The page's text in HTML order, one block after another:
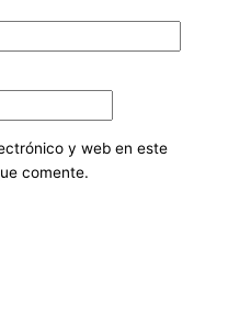
y web en este
comente.